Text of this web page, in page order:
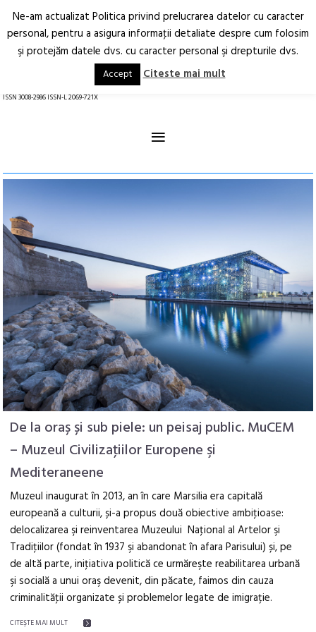
Arhitectură.
Oraș.
RO EN
ISSN 3008-2986 ISSN-L 2069-721X
≡
De la oraș și sub piele: un peisaj public. MuCEM
– Muzeul Civilizaţiilor Europene şi
Mediteraneene
Muzeul inaugurat în 2013, an în care Marsilia era capitală
europeană a culturii, și-a propus două obiective ambiţioase:
delocalizarea şi reinventarea Muzeului Naţional al Artelor şi
Tradiţiilor (fondat în 1937 şi abandonat în afara Parisului) și, pe
de altă parte, iniţiativa politică ce urmăreşte reabilitarea urbană
şi socială a unui oraş devenit, din păcate, faimos din cauza
criminalităţii organizate și problemelor legate de imigrație.
CITEŞTE MAI MULT
Ne-am actualizat Politica privind prelucrarea datelor cu caracter
personal, pentru a asigura informaţii detaliate despre cum folosim
şi protejăm datele dvs. cu caracter personal şi drepturile dvs.
Accept Citeste mai mult